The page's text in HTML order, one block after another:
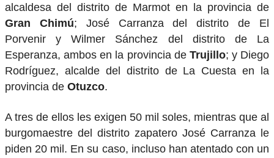
alcaldesa del distrito de Marmot en la provincia de
Gran Chimú; José Carranza del distrito de El
Porvenir y Wilmer Sánchez del distrito de La
Esperanza, ambos en la provincia de Trujillo; y Diego
Rodríguez, alcalde del distrito de La Cuesta en la
provincia de Otuzco.
A tres de ellos les exigen 50 mil soles, mientras que al
burgomaestre del distrito zapatero José Carranza le
piden 20 mil. En su caso, incluso han atentado con un